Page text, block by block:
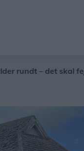
– det skal fejres